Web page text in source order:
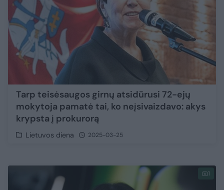
Tarp teisėsaugos girnų atsidūrusi 72-ejų
mokytoja pamatė tai, ko neįsivaizdavo: akys
krypsta į prokurorą
Lietuvos diena 2025-03-25
1